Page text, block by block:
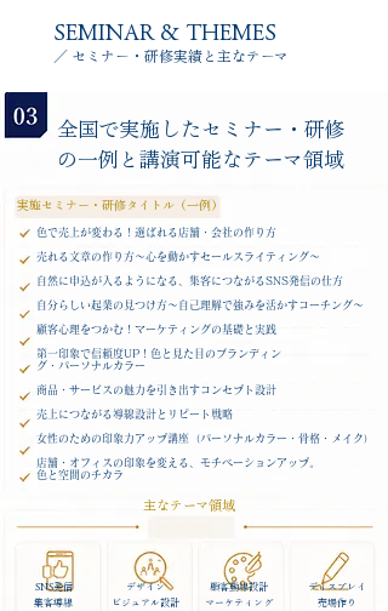
SEMINAR & THEMES
​／ セミナー・研修実績と主なテーマ
全国で実施したセミナー・研修
の一例と講演可能なテーマ領域
​実施セミナー・研修タイトル（一例）
色で売上が変わる！選ばれる店舗・会社の作り方
売れる文章の作り方～心を動かすセールスライティング～
自然に申込が入るようになる、集客につながるSNS発信の仕方
​自分らしい起業の見つけ方～自己理解で強みを活かすコーチング～
顧客心理をつかむ！マーケティングの基礎と実践
第一印象で信頼度UP！色と見た目のブランディン
グ・パーソナルカラー
商品・サービスの魅力を引き出すコンセプト設計
売上につながる導線設計とリピート戦略
女性のための印象力アップ講座（パーソナルカラー・骨格・メイク）
店舗・オフィスの印象を変える、モチベーションアップ。
色と空間のチカラ
主なテーマ領域
SNS発信
​集客導線
デザイン
​ビジュアル設計
顧客動線設計
​マーケティング
ディスプレイ
​売場作り